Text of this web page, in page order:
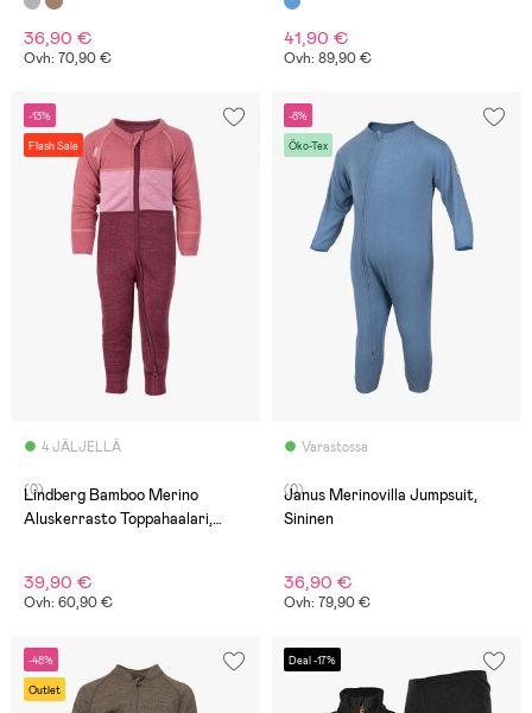
36,90 €
Ovh: 70,90 €
41,90 €
Ovh: 89,90 €
-13%
Flash Sale
4 JÄLJELLÄ
(0)
Lindberg Bamboo Merino
Aluskerrasto Toppahaalari,
39,90 €
Ovh: 60,90 €
-8%
Öko-Tex
Varastossa
(0)
Janus Merinovilla Jumpsuit,
Sininen
36,90 €
Ovh: 79,90 €
-48%
Outlet
Deal -17%